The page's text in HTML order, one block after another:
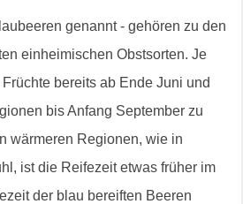
genannt - gehören zu den
einheimischen Obstsorten. Je
bereits ab Ende Juni und
bis Anfang September zu
wärmeren Regionen, wie in
ist die Reifezeit etwas früher im
der blau bereiften Beeren